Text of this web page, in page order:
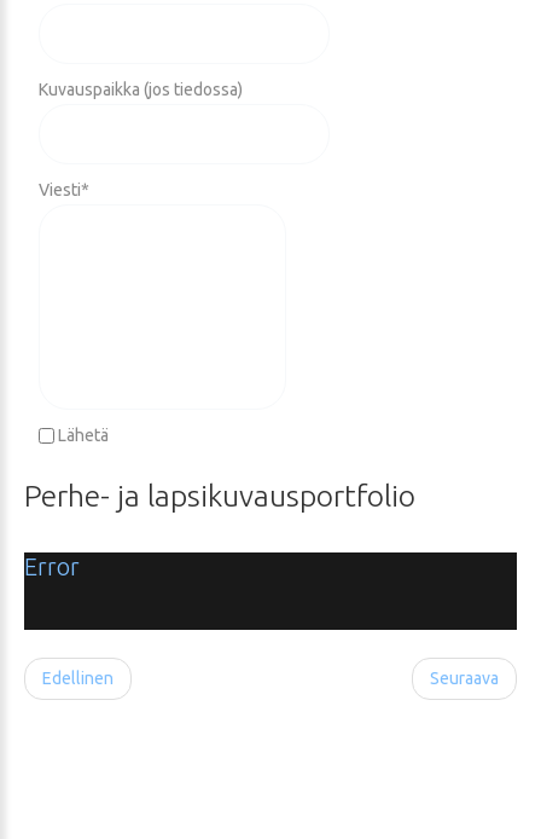
Kuvauspaikka (jos tiedossa)
Viesti*
Lähetä
Perhe- ja lapsikuvausportfolio
Error
Edellinen Seuraava